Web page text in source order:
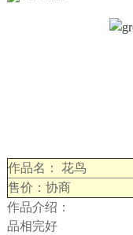
作品名： 花鸟
售价：协商
作品介绍：
品相完好